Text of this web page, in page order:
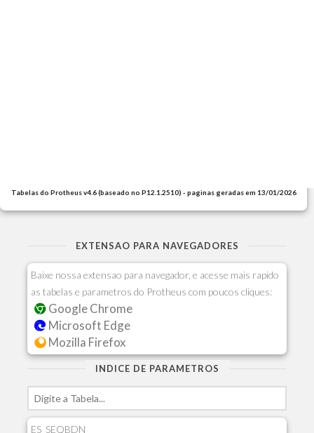
Tabelas do Protheus v4.6 (baseado no P12.1.2510) - paginas geradas em 13/01/2026
EXTENSAO PARA NAVEGADORES
Baixe nossa extensao para navegador, e acesse mais rapido
as tabelas e parametros do Protheus com poucos cliques:
Google Chrome
Microsoft Edge
Mozilla Firefox
INDICE DE PARAMETROS
ES_SEQBDN